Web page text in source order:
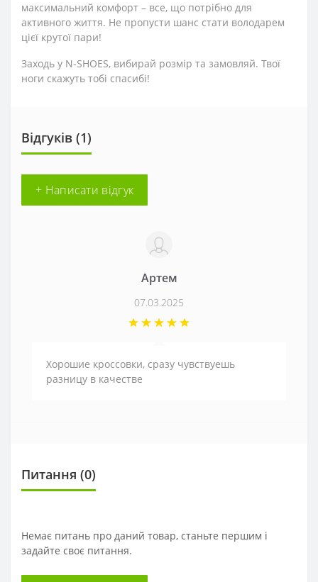
максимальний комфорт – все, що потрібно для
активного життя. Не пропусти шанс стати володарем
цієї крутої пари!
Заходь у N-SHOES, вибирай розмір та замовляй. Твої
ноги скажуть тобі спасибі!
Відгуків (1)
+ Написати відгук
Артем
07.03.2025
Хорошие кроссовки, сразу чувствуешь
разницу в качестве
Питання (0)
Немає питань про даний товар, станьте першим і
задайте своє питання.